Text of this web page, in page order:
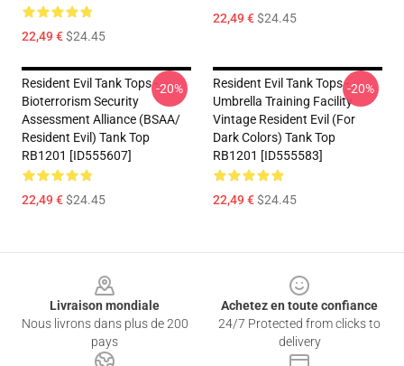
22,49 €$24.45
22,49 €$24.45
Resident Evil Tank Tops -
Bioterrorism Security
Assessment Alliance (BSAA/
Resident Evil) Tank Top
RB1201 [ID555607]
22,49 €$24.45
-20%
Resident Evil Tank Tops -
Umbrella Training Facility
Vintage Resident Evil (for
Dark Colors) Tank Top
RB1201 [ID555583]
22,49 €$24.45
-20%
Livraison mondiale
Nous livrons dans plus de 200
pays
Achetez en toute confiance
24/7 Protected from clicks to
delivery